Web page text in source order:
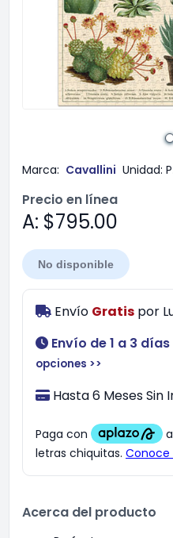
Marca: Cavallini Unidad:
Precio en línea
A: $795.00
No disponible
Envío Gratis por
Envío de 1 a 3
opciones >>
Hasta 6 Meses Sin
Acerca del producto